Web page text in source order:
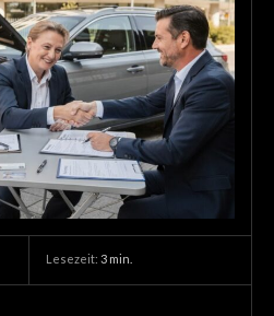
Lesezeit: 3 min.